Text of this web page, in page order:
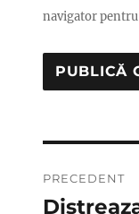
navigator pentru
în
PRECEDENT
Articolul